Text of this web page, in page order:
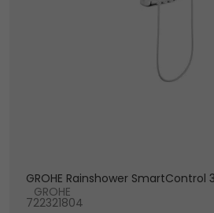
GROHE Rainshower SmartControl
GROHE
722321804